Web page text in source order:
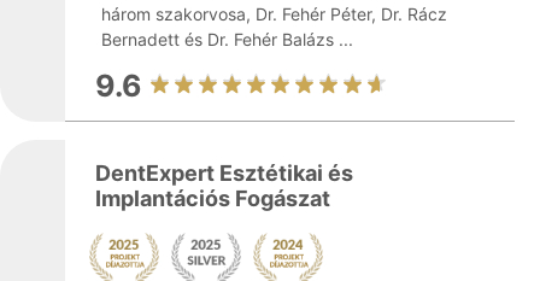
három szakorvosa, Dr. Fehér Péter, Dr. Rácz
Bernadett és Dr. Fehér Balázs ...
9.6
DentExpert Esztétikai és
Implantációs Fogászat